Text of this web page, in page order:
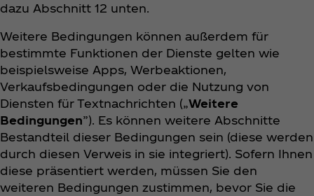
dazu Abschnitt 12 unten.
Weitere Bedingungen können außerdem für
bestimmte Funktionen der Dienste gelten wie
beispielsweise Apps, Werbeaktionen,
Verkaufsbedingungen oder die Nutzung von
Diensten für Textnachrichten („Weitere
Bedingungen”). Es können weitere Abschnitte
Bestandteil dieser Bedingungen sein (diese werden
durch diesen Verweis in sie integriert). Sofern Ihnen
diese präsentiert werden, müssen Sie den
weiteren Bedingungen zustimmen, bevor Sie die